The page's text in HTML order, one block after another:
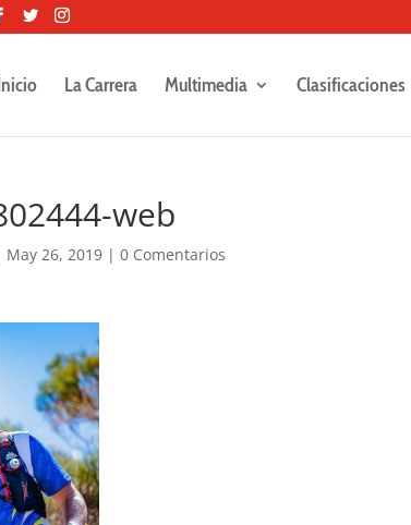
La Carrera Multimedia Clasificaciones
web
May 26, 2019 |0 Comentarios